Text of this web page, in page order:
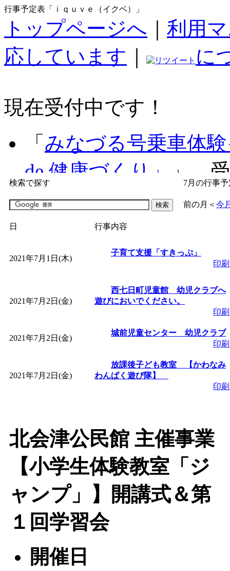
行事予定表「ｉｑｕｖｅ（イクベ）」
トップページへ
利用
応しています
に
現在受付中です！
「 みなづる号乗車体
de 健康づくり」
」 受
「子育て交流広場「
間：2026/07/09～
「皆鶴姫のこびる塾
」 受付期間：～
「子育て講座「ばん
2026/07/10～2026/08/
子育て交流広場「
間：2026/07/13～
間：2026/08/10～2026/
「 赤ちゃん子育て講
付期間：2026/08/10～
「赤ちゃん子育て講
付期間：2026/08/10～
検索で探す 7月の行事
前の月 ＜ 今
日 行事内容
2021年7月1日(木)
子育て支援「すきっぷ」
印刷
2021年7月2日(金)
西七日町児童館 幼児クラブへ
遊びにおいでください。
印刷
2021年7月2日(金)
城前児童センター 幼児クラブ
印刷
2021年7月2日(金)
放課後子ども教室 【かわなみ
わんぱく遊び隊】
印刷
北会津公民館 主催事業
【小学生体験教室「ジ
ャンプ」】開講式＆第
１回学習会
開催日